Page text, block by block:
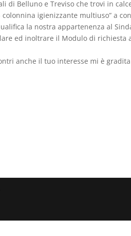
di Belluno e Treviso che trovi in
igienizzante multiuso” a
la nostra appartenenza al
ed inoltrare il Modulo di richiesta
anche il tuo interesse mi è